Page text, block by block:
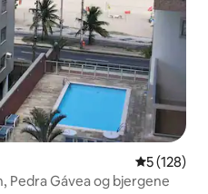
5 ud af 5 i
5 (128)
Pedra Gávea og bjergene